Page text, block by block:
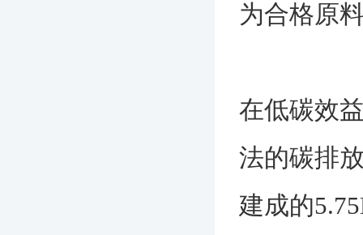
为合格原
在低碳效
法的碳排
建成的